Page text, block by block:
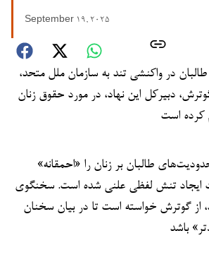
September 19, 2025
در واکنشی تند به سازمان ملل متحد،
دبیرکل این نهاد، در مورد حقوق زنان
کرده است
طالبان بر زنان را «احمقانه»
ایجاد تنش لفظی علنی شده است. سخنگوی
از گوترش خواسته است تا در بیان سخنان
باشد